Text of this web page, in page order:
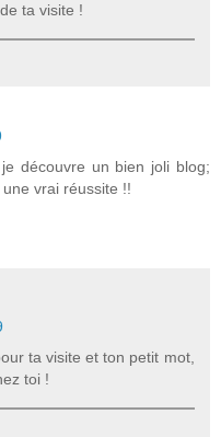
ta visite !
découvre un bien joli blog;
vrai réussite !!
ta visite et ton petit mot,
toi !